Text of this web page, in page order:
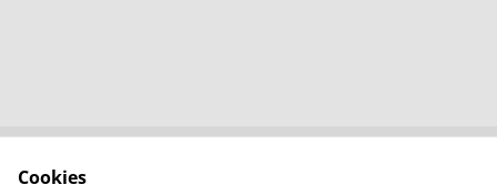
Cookies